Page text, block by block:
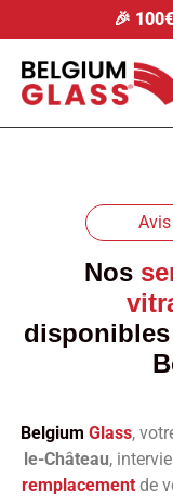
🎉
Nos
disponibles
Belgium Glass,
le-Château,
remplacementde